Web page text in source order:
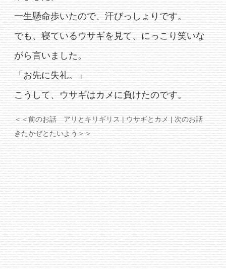
一生懸命歩いたので、汗びっしょりです。
でも、寝ているウサギを見て、にっこり笑いな
がら言いました。
「お先に失礼。」
こうして、ウサギはカメに負けたのです。
＜＜前のお話 アリとキリギリス | ウサギとカメ | 次のお話
きたかぜとたいよう＞＞